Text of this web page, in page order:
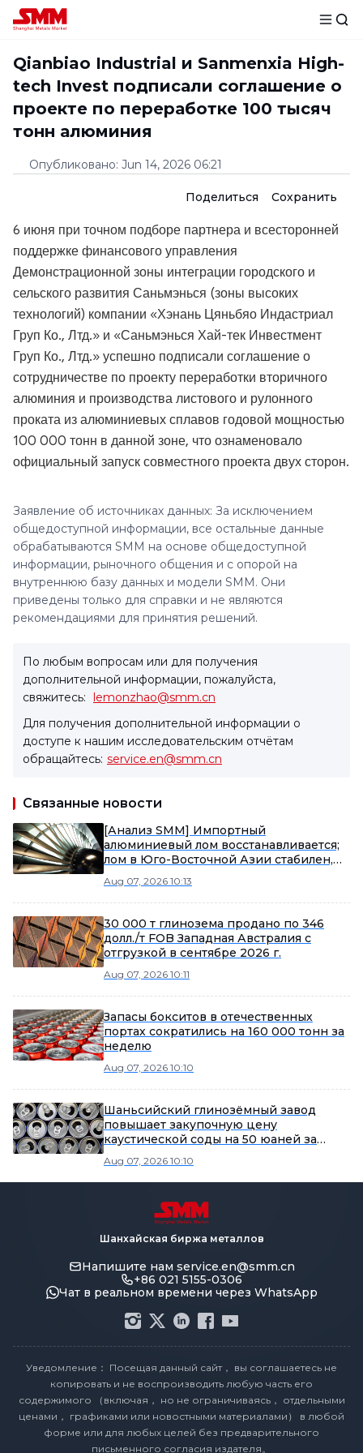
Qianbiao Industrial и Sanmenxia High-
tech Invest подписали соглашение о
проекте по переработке 100 тысяч
тонн алюминия
Опубликовано: Jun 14, 2026 06:21
Поделиться Сохранить
6 июня при точном подборе партнера и всесторонней
поддержке финансового управления
Демонстрационной зоны интеграции городского и
сельского развития Саньмэнься (зоны высоких
технологий) компании «Хэнань Цяньбяо Индастриал
Груп Ко., Лтд.» и «Саньмэнься Хай-тек Инвестмент
Груп Ко., Лтд.» успешно подписали соглашение о
сотрудничестве по проекту переработки вторичного
алюминия и производства листового и рулонного
проката из алюминиевых сплавов годовой мощностью
100 000 тонн в данной зоне, что ознаменовало
официальный запуск совместного проекта двух сторон.
Заявление об источниках данных: За исключением
общедоступной информации, все остальные данные
обрабатываются SMM на основе общедоступной
информации, рыночного общения и с опорой на
внутреннюю базу данных и модели SMM. Они
приведены только для справки и не являются
рекомендациями для принятия решений.
По любым вопросам или для получения
дополнительной информации, пожалуйста,
свяжитесь: lemonzhao@smm.cn
Для получения дополнительной информации о
доступе к нашим исследовательским отчётам
обращайтесь: service.en@smm.cn
Связанные новости
[Анализ SMM] Импортный
алюминиевый лом восстанавливается;
лом в Юго-Восточной Азии стабилен,
Aug 07, 2026 10:13
30 000 т глинозема продано по 346
долл./т FOB Западная Австралия с
отгрузкой в сентябре 2026 г.
Aug 07, 2026 10:11
Запасы бокситов в отечественных
портах сократились на 160 000 тонн за
неделю
Aug 07, 2026 10:10
Шаньсийский глинозёмный завод
повышает закупочную цену
каустической соды на 50 юаней за
Aug 07, 2026 10:10
Шанхайская биржа металлов
Напишите нам service.en@smm.cn
+86 021 5155-0306
Чат в реальном времени через WhatsApp
Уведомление： Посещая данный сайт， вы соглашаетесь не
копировать и не воспроизводить любую часть его
содержимого （включая， но не ограничиваясь， отдельными
ценами， графиками или новостными материалами） в любой
форме или для любых целей без предварительного
письменного согласия издателя。